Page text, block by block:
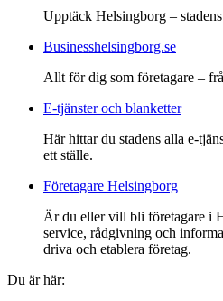
Upptäck Helsingborg –
Businesshelsingborg.se
Allt för dig som företagare –
E-tjänster och blanketter
Här hittar du stadens alla e-
ett ställe.
Företagare Helsingborg
Är du eller vill bli företagare i
service, rådgivning och
driva och etablera företag.
Du är här: